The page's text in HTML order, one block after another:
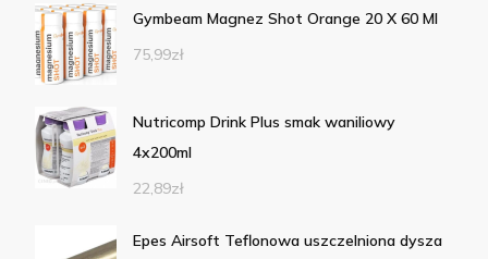
Gymbeam Magnez Shot Orange 20 X 60 Ml
75,99zł
Nutricomp Drink Plus smak waniliowy
4x200ml
22,89zł
Epes Airsoft Teflonowa uszczelniona dysza